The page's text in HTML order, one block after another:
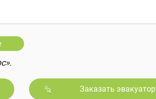
Заказать эвакуатор